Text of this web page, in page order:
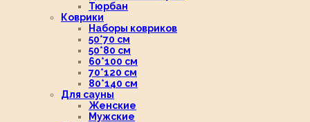
Тюрбан
Коврики
Наборы ковриков
50*70 см
50*80 см
60*100 см
70*120 см
80*140 см
Для сауны
Женские
Мужские